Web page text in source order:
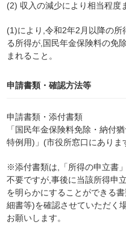
(2) 収入の減少により相当程度
(1)により,令和2年2月以降の
る所得が,国民年金保険料の免
まれること。
申請書類・確認方法等
申請書類・添付書類
「国民年金保険料免除・納付
特例用)」(市役所窓口にありま
※添付書類は,「所得の申立書
不要ですが,事後に当該所得申
を明らかにすることができる
細書等)を確認させていただく
お願いします。